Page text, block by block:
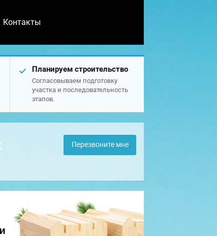
Контакты
Планируем строительство
Согласовываем подготовку
участка и последовательность
этапов.
Перезвоните мне